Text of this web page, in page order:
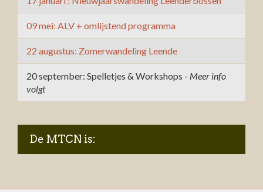
09 mei: ALV + omlijstend programma
22 augustus: Zomerwandeling Leende
20 september: Spelletjes & Workshops - Meer info
volgt
De MTCN is: